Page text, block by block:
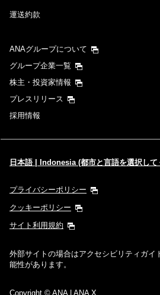
運送約款
ANAグループについて
グループ企業一覧
株主・投資家情報
プレスリリース
採用情報
日本語 | Indonesia (都市と言語を選択して
プライバシーポリシー
クッキーポリシー
サイト利用規約
外部サイトの場合はアクセシビリティガイ
能性があります。
Copyright © ANA | ANA X